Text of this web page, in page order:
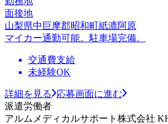
面接地
山梨県中巨摩郡昭和町紙漉阿原
マイカー通勤可能。駐車場完備。
交通費支給
未経験OK
詳細を見る
応募画面に進む
派遣労働者
アルムメディカルサポート株式会社